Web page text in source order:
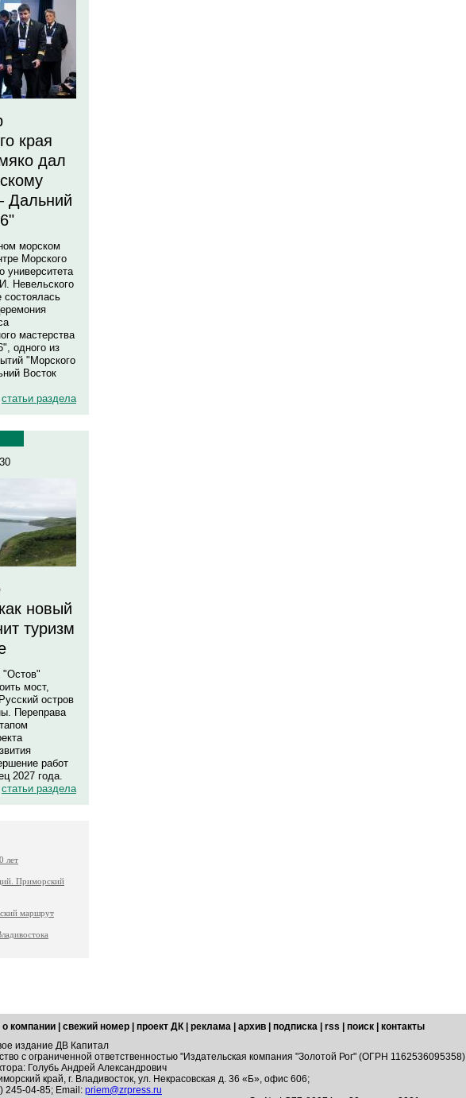
края
дал
Дальний
морском
Морского
университета
Невельского
состоялась
мастерства
одного из
"Морского
Восток
статьи раздела
новый
туризм
"Остов"
мост,
остров
Переправа
работ
2027 года.
статьи раздела
лет
Приморский
маршрут
о компании свежий номер проект ДК реклама архив подписка rss поиск
контакты
издание ДВ Капитал
с ограниченной ответственностью "Издательская компания "Золотой Рог" (ОГРН 1162536095358)
Голубь Андрей Александрович
край, г. Владивосток, ул. Некрасовская д. 36 «Б», офис 606;
245-04-85; Email: priem@zrpress.ru